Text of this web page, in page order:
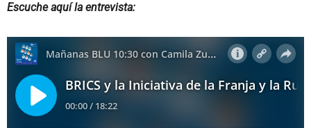
Escuche aquí la entrevista: